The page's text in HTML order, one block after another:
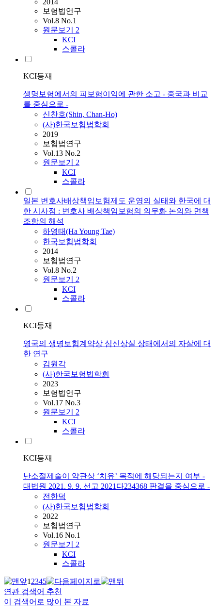
2014
보험법연구
Vol.8 No.1
원문보기 2
KCI
스콜라
KCI등재
생명보험에서의 피보험이익에 관한 소고 - 중국과 비교
를 중심으로 -
신찬호(Shin, Chan-Ho)
(사)한국보험법학회
2019
보험법연구
Vol.13 No.2
원문보기 2
KCI
스콜라
일본 변호사배상책임보험제도 운영의 실태와 한국에 대
한 시사점 : 변호사 배상책임보험의 의무화 논의와 면책
조항의 해석
하영태(Ha Young Tae)
한국보험법학회
2014
보험법연구
Vol.8 No.2
원문보기 2
KCI
스콜라
KCI등재
영국의 생명보험계약상 심신상실 상태에서의 자살에 대
한 연구
김원각
(사)한국보험법학회
2023
보험법연구
Vol.17 No.3
원문보기 2
KCI
스콜라
KCI등재
난소절제술이 약관상 ‘치유’ 목적에 해당되는지 여부 -
대법원 2021. 9. 9. 선고 2021다234368 판결을 중심으로 -
전한덕
(사)한국보험법학회
2022
보험법연구
Vol.16 No.1
원문보기 2
KCI
스콜라
12345
연관 검색어 추천
이 검색어로 많이 본 자료